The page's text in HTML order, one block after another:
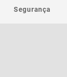
Segurança